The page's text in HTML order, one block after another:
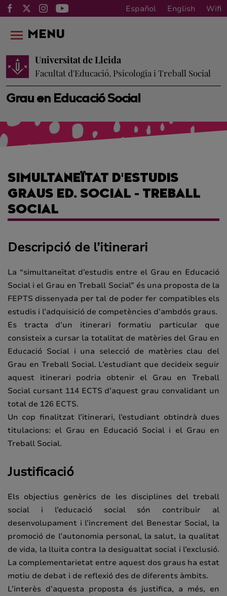
Español English Wifi
Grau en Educació Social
Universitat de Lleida
Facultat d'Educació, Psicologia i Treball Social
MENU
SIMULTANEÏTAT D'ESTUDIS
GRAUS ED. SOCIAL - TREBALL
SOCIAL
Descripció de l’itinerari
La “simultaneïtat d’estudis entre el Grau en Educació
Social i el Grau en Treball Social” és una proposta de la
FEPTS dissenyada per tal de poder fer compatibles els
estudis i l’adquisició de competències d’ambdós graus.
Es tracta d’un itinerari formatiu particular que
consisteix a cursar la totalitat de matèries del Grau en
Educació Social i una selecció de matèries clau del
Grau en Treball Social. L’estudiant que decideix seguir
aquest itinerari podria obtenir el Grau en Treball
Social cursant 114 ECTS d’aquest grau convalidant un
total de 126 ECTS.
Un cop finalitzat l’itinerari, l’estudiant obtindrà dues
titulacions: el Grau en Educació Social i el Grau en
Treball Social.
Justificació
Els objectius genèrics de les disciplines del treball
social i l’educació social són contribuir al
desenvolupament i l’increment del Benestar Social, la
promoció de l’autonomia personal, la salut, la qualitat
de vida, la lluita contra la desigualtat social i l’exclusió.
La complementarietat entre aquest dos graus ha estat
motiu de debat i de reflexió des de diferents àmbits.
L’interès d’aquesta proposta és justifica, a més, en